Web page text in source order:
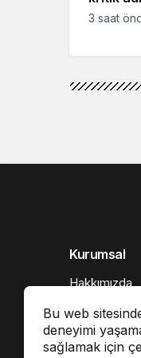
kentsel
3 saat
Bu web
deneyimi
sağlamak için